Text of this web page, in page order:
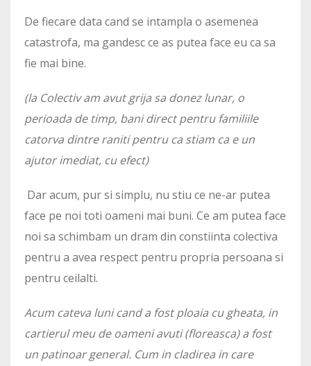
De fiecare data cand se intampla o asemenea
catastrofa, ma gandesc ce as putea face eu ca sa
fie mai bine.
(la Colectiv am avut grija sa donez lunar, o
perioada de timp, bani direct pentru familiile
catorva dintre raniti pentru ca stiam ca e un
ajutor imediat, cu efect)
Dar acum, pur si simplu, nu stiu ce ne-ar putea
face pe noi toti oameni mai buni. Ce am putea face
noi sa schimbam un dram din constiinta colectiva
pentru a avea respect pentru propria persoana si
pentru ceilalti.
Acum cateva luni cand a fost ploaia cu gheata, in
cartierul meu de oameni avuti (floreasca) a fost
un patinoar general. Cum in cladirea in care